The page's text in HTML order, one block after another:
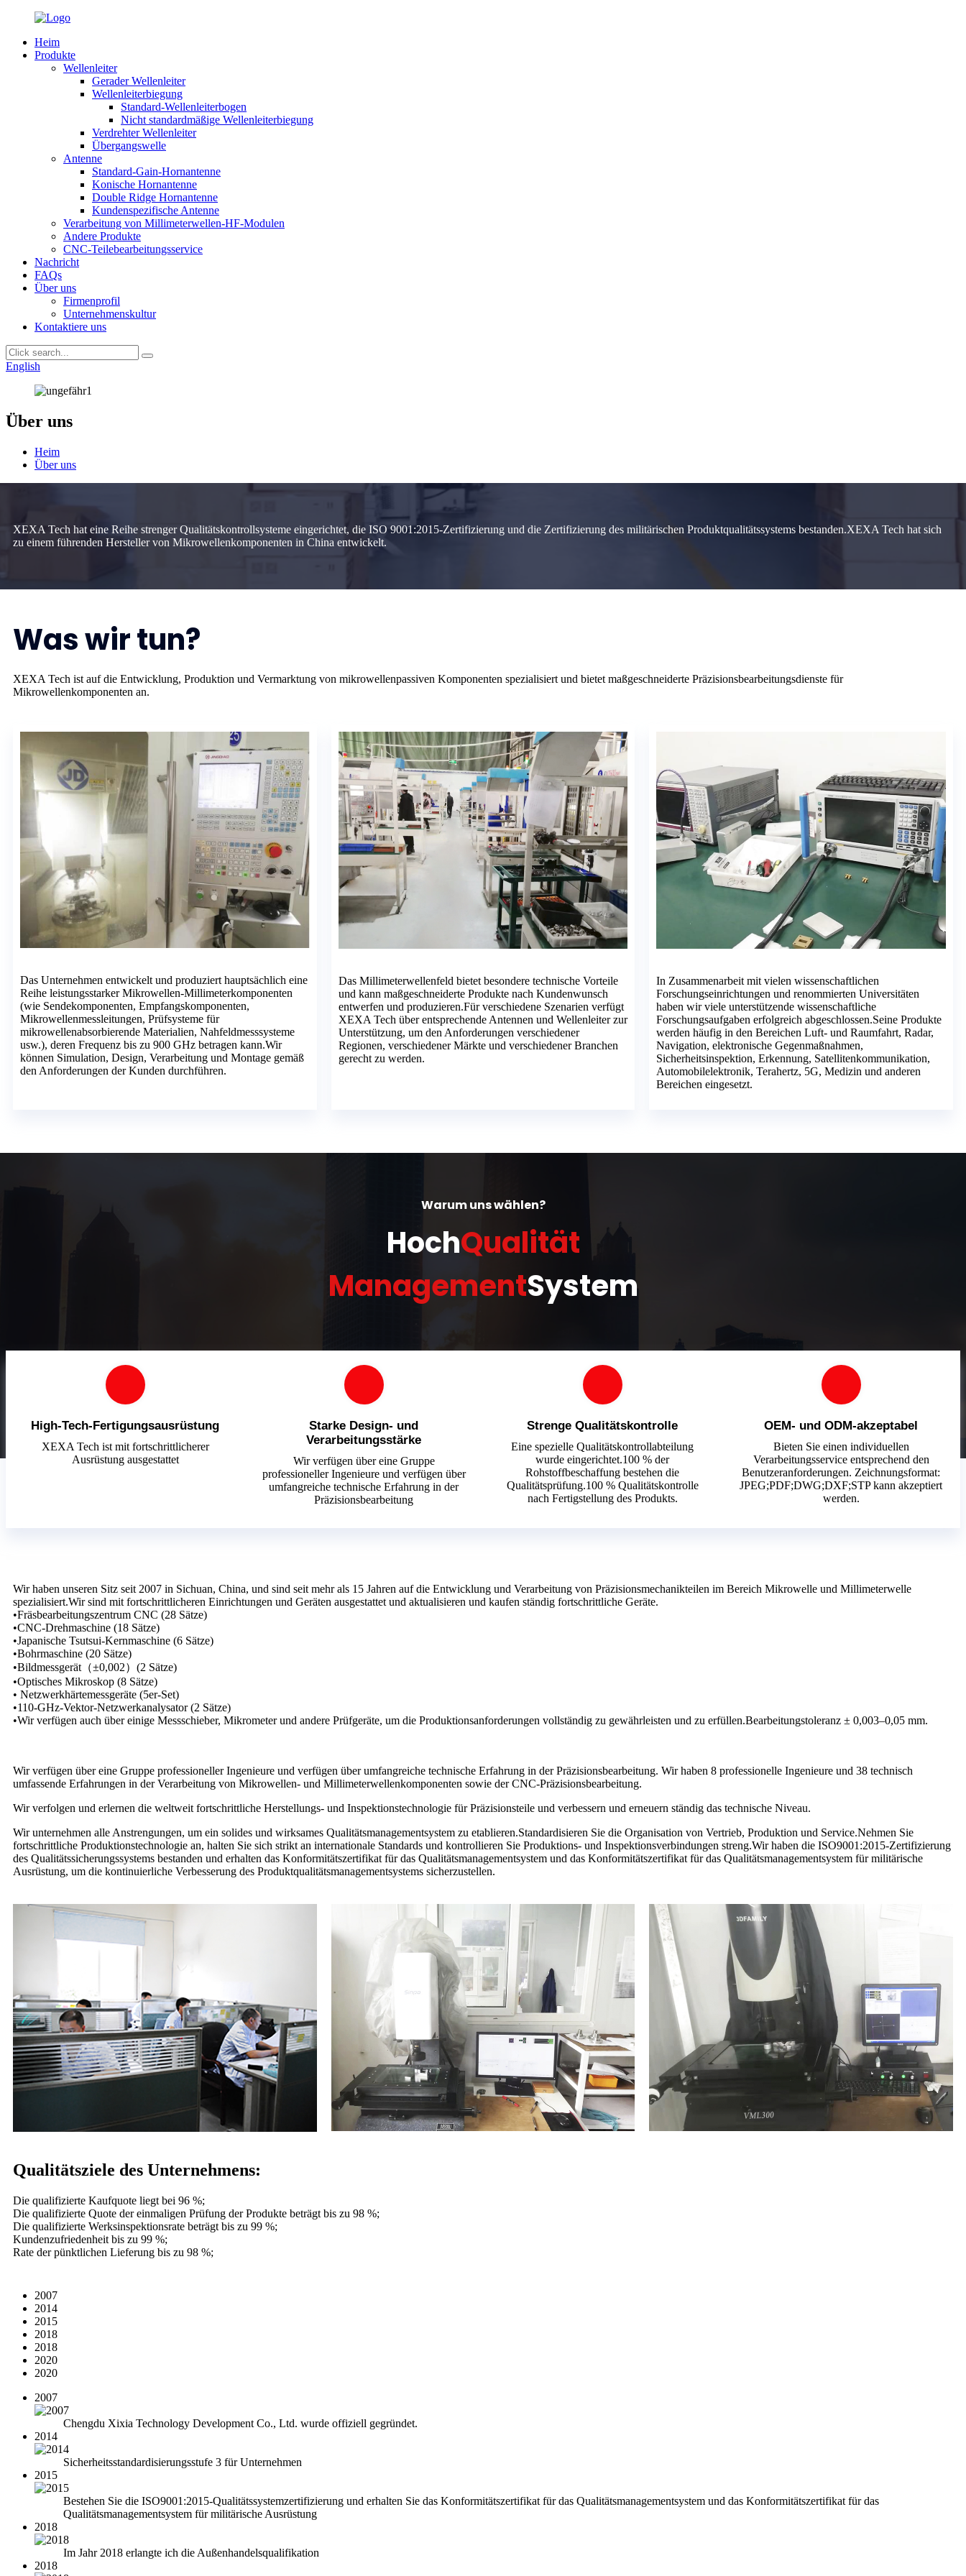
Heim
Produkte
Wellenleiter
Gerader Wellenleiter
Wellenleiterbiegung
Standard-Wellenleiterbogen
Nicht standardmäßige Wellenleiterbiegung
Verdrehter Wellenleiter
Übergangswelle
Antenne
Standard-Gain-Hornantenne
Konische Hornantenne
Double Ridge Hornantenne
Kundenspezifische Antenne
Verarbeitung von Millimeterwellen-HF-Modulen
Andere Produkte
CNC-Teilebearbeitungsservice
Nachricht
FAQs
Über uns
Firmenprofil
Unternehmenskultur
Kontaktiere uns
English
Über uns
Heim
Über uns
XEXA Tech hat eine Reihe strenger Qualitätskontrollsysteme eingerichtet, die ISO 9001:2015-Zertifizierung und die Zertifizierung des militärischen Produktqualitätssystems bestanden.XEXA Tech hat sich
zu einem führenden Hersteller von Mikrowellenkomponenten in China entwickelt.
Was wir tun?
XEXA Tech ist auf die Entwicklung, Produktion und Vermarktung von mikrowellenpassiven Komponenten spezialisiert und bietet maßgeschneiderte Präzisionsbearbeitungsdienste für
Mikrowellenkomponenten an.
Das Unternehmen entwickelt und produziert hauptsächlich eine
Reihe leistungsstarker Mikrowellen-Millimeterkomponenten
(wie Sendekomponenten, Empfangskomponenten,
Mikrowellenmessleitungen, Prüfsysteme für
mikrowellenabsorbierende Materialien, Nahfeldmesssysteme
usw.), deren Frequenz bis zu 900 GHz betragen kann.Wir
können Simulation, Design, Verarbeitung und Montage gemäß
den Anforderungen der Kunden durchführen.
Das Millimeterwellenfeld bietet besondere technische Vorteile
und kann maßgeschneiderte Produkte nach Kundenwunsch
entwerfen und produzieren.Für verschiedene Szenarien verfügt
XEXA Tech über entsprechende Antennen und Wellenleiter zur
Unterstützung, um den Anforderungen verschiedener
Regionen, verschiedener Märkte und verschiedener Branchen
gerecht zu werden.
In Zusammenarbeit mit vielen wissenschaftlichen
Forschungseinrichtungen und renommierten Universitäten
haben wir viele unterstützende wissenschaftliche
Forschungsaufgaben erfolgreich abgeschlossen.Seine Produkte
werden häufig in den Bereichen Luft- und Raumfahrt, Radar,
Navigation, elektronische Gegenmaßnahmen,
Sicherheitsinspektion, Erkennung, Satellitenkommunikation,
Automobilelektronik, Terahertz, 5G, Medizin und anderen
Bereichen eingesetzt.
Warum uns wählen?
HochQualität
ManagementSystem
High-Tech-Fertigungsausrüstung
XEXA Tech ist mit fortschrittlicherer
Ausrüstung ausgestattet
Starke Design- und
Verarbeitungsstärke
Wir verfügen über eine Gruppe
professioneller Ingenieure und verfügen über
umfangreiche technische Erfahrung in der
Präzisionsbearbeitung
Strenge Qualitätskontrolle
Eine spezielle Qualitätskontrollabteilung
wurde eingerichtet.100 % der
Rohstoffbeschaffung bestehen die
Qualitätsprüfung.100 % Qualitätskontrolle
nach Fertigstellung des Produkts.
OEM- und ODM-akzeptabel
Bieten Sie einen individuellen
Verarbeitungsservice entsprechend den
Benutzeranforderungen. Zeichnungsformat:
JPEG;PDF;DWG;DXF;STP kann akzeptiert
werden.
Wir haben unseren Sitz seit 2007 in Sichuan, China, und sind seit mehr als 15 Jahren auf die Entwicklung und Verarbeitung von Präzisionsmechanikteilen im Bereich Mikrowelle und Millimeterwelle
spezialisiert.Wir sind mit fortschrittlicheren Einrichtungen und Geräten ausgestattet und aktualisieren und kaufen ständig fortschrittliche Geräte.
•Fräsbearbeitungszentrum CNC (28 Sätze)
•CNC-Drehmaschine (18 Sätze)
•Japanische Tsutsui-Kernmaschine (6 Sätze)
•Bohrmaschine (20 Sätze)
•Bildmessgerät（±0,002）(2 Sätze)
•Optisches Mikroskop (8 Sätze)
• Netzwerkhärtemessgeräte (5er-Set)
•110-GHz-Vektor-Netzwerkanalysator (2 Sätze)
•Wir verfügen auch über einige Messschieber, Mikrometer und andere Prüfgeräte, um die Produktionsanforderungen vollständig zu gewährleisten und zu erfüllen.Bearbeitungstoleranz ± 0,003–0,05 mm.
Wir verfügen über eine Gruppe professioneller Ingenieure und verfügen über umfangreiche technische Erfahrung in der Präzisionsbearbeitung. Wir haben 8 professionelle Ingenieure und 38 technisch
umfassende Erfahrungen in der Verarbeitung von Mikrowellen- und Millimeterwellenkomponenten sowie der CNC-Präzisionsbearbeitung.
Wir verfolgen und erlernen die weltweit fortschrittliche Herstellungs- und Inspektionstechnologie für Präzisionsteile und verbessern und erneuern ständig das technische Niveau.
Wir unternehmen alle Anstrengungen, um ein solides und wirksames Qualitätsmanagementsystem zu etablieren.Standardisieren Sie die Organisation von Vertrieb, Produktion und Service.Nehmen Sie
fortschrittliche Produktionstechnologie an, halten Sie sich strikt an internationale Standards und kontrollieren Sie Produktions- und Inspektionsverbindungen streng.Wir haben die ISO9001:2015-Zertifizierung
des Qualitätssicherungssystems bestanden und erhalten das Konformitätszertifikat für das Qualitätsmanagementsystem und das Konformitätszertifikat für das Qualitätsmanagementsystem für militärische
Ausrüstung, um die kontinuierliche Verbesserung des Produktqualitätsmanagementsystems sicherzustellen.
Qualitätsziele des Unternehmens:
Die qualifizierte Kaufquote liegt bei 96 %;
Die qualifizierte Quote der einmaligen Prüfung der Produkte beträgt bis zu 98 %;
Die qualifizierte Werksinspektionsrate beträgt bis zu 99 %;
Kundenzufriedenheit bis zu 99 %;
Rate der pünktlichen Lieferung bis zu 98 %;
2007
2014
2015
2018
2018
2020
2020
2007
Chengdu Xixia Technology Development Co., Ltd. wurde offiziell gegründet.
2014
Sicherheitsstandardisierungsstufe 3 für Unternehmen
2015
Bestehen Sie die ISO9001:2015-Qualitätssystemzertifizierung und erhalten Sie das Konformitätszertifikat für das Qualitätsmanagementsystem und das Konformitätszertifikat für das
Qualitätsmanagementsystem für militärische Ausrüstung
2018
Im Jahr 2018 erlangte ich die Außenhandelsqualifikation
2018